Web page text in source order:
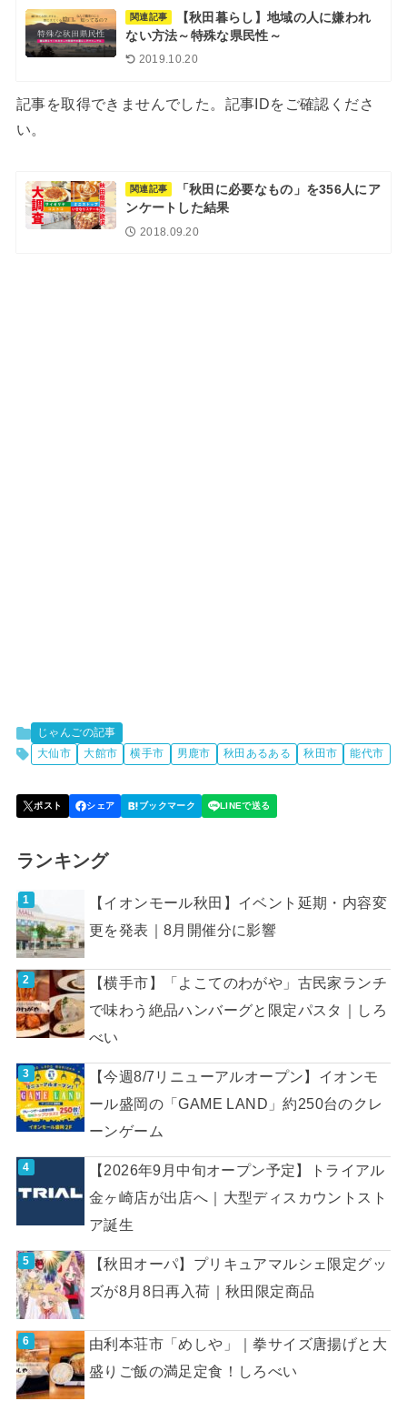
関連記事
【秋田暮らし】地域の人に嫌われ
ない方法～特殊な県民性～
2019.10.20
記事を取得できませんでした。記事IDをご確認くださ
い。
関連記事
「秋田に必要なもの」を356人にア
ンケートした結果
2018.09.20
じゃんごの記事
大仙市
大館市 横手市 男鹿市 秋田あるある 秋田市 能代市
ランキング
【イオンモール秋田】イベント延期・内容変
更を発表｜8月開催分に影響
【横手市】「よこてのわがや」古民家ランチ
で味わう絶品ハンバーグと限定パスタ｜しろ
べい
【今週8/7リニューアルオープン】イオンモ
ール盛岡の「GAME LAND」約250台のクレ
ーンゲーム
【2026年9月中旬オープン予定】トライアル
金ヶ崎店が出店へ｜大型ディスカウントスト
ア誕生
【秋田オーパ】プリキュアマルシェ限定グッ
ズが8月8日再入荷｜秋田限定商品
由利本荘市「めしや」｜拳サイズ唐揚げと大
盛りご飯の満足定食！しろべい